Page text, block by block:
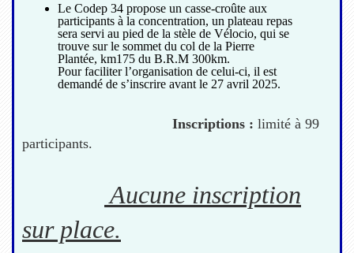
Le Codep 34 propose un casse-croûte aux
participants à la concentration, un plateau repas
sera servi au pied de la stèle de Vélocio, qui se
trouve sur le sommet du col de la Pierre
Plantée, km175 du B.R.M 300km.
Pour faciliter l’organisation de celui-ci, il est
demandé de s’inscrire avant le 27 avril 2025.
Inscriptions : limité à 99
participants.
Aucune inscription
sur place.